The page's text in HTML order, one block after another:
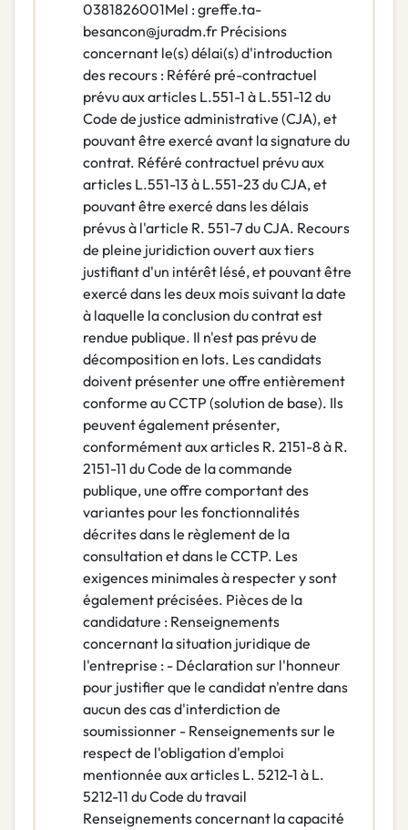
0381826001Mel : greffe.ta-
besancon@juradm.fr Précisions
concernant le(s) délai(s) d'introduction
des recours : Référé pré-contractuel
prévu aux articles L.551-1 à L.551-12 du
Code de justice administrative (CJA), et
pouvant être exercé avant la signature du
contrat. Référé contractuel prévu aux
articles L.551-13 à L.551-23 du CJA, et
pouvant être exercé dans les délais
prévus à l'article R. 551-7 du CJA. Recours
de pleine juridiction ouvert aux tiers
justifiant d'un intérêt lésé, et pouvant être
exercé dans les deux mois suivant la date
à laquelle la conclusion du contrat est
rendue publique. Il n'est pas prévu de
décomposition en lots. Les candidats
doivent présenter une offre entièrement
conforme au CCTP (solution de base). Ils
peuvent également présenter,
conformément aux articles R. 2151-8 à R.
2151-11 du Code de la commande
publique, une offre comportant des
variantes pour les fonctionnalités
décrites dans le règlement de la
consultation et dans le CCTP. Les
exigences minimales à respecter y sont
également précisées. Pièces de la
candidature : Renseignements
concernant la situation juridique de
l'entreprise : - Déclaration sur l'honneur
pour justifier que le candidat n'entre dans
aucun des cas d'interdiction de
soumissionner - Renseignements sur le
respect de l'obligation d'emploi
mentionnée aux articles L. 5212-1 à L.
5212-11 du Code du travail
Renseignements concernant la capacité